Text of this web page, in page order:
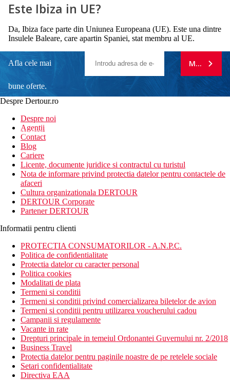
Este Ibiza in UE?
Da, Ibiza face parte din Uniunea Europeana (UE). Este una dintre
Insulele Baleare, care apartin Spaniei, stat membru al UE.
Afla cele mai
bune oferte.
newsletter!
MA
Despre Dertour.ro
Despre noi
Agentii
Contact
Blog
Cariere
Licente, documente juridice si contractul cu turistul
Nota de informare privind protectia datelor pentru contactele de
afaceri
Cultura organizationala DERTOUR
DERTOUR Corporate
Partener DERTOUR
Informatii pentru clienti
PROTECTIA CONSUMATORILOR - A.N.P.C.
Politica de confidentialitate
Protectia datelor cu caracter personal
Politica cookies
Modalitati de plata
Termeni si conditii
Termeni si conditii privind comercializarea biletelor de avion
Termeni si conditii pentru utilizarea voucherului cadou
Campanii si regulamente
Vacante in rate
Drepturi principale in temeiul Ordonantei Guvernului nr. 2/2018
Business Travel
Protectia datelor pentru paginile noastre de pe retelele sociale
Setari confidentialitate
Directiva EAA